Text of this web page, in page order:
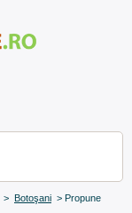
> Botoşani > Propune